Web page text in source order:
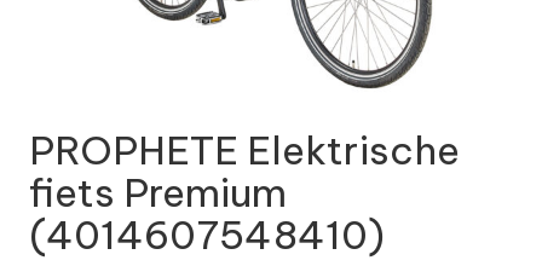
PROPHETE Elektrische
fiets Premium
(4014607548410)